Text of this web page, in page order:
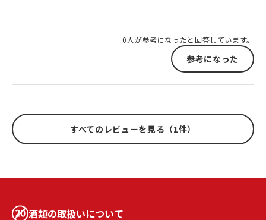
0人が参考になったと回答しています。
参考になった
すべてのレビューを見る（1件）
酒類の取扱いについて